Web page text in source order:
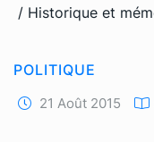
POLITIQUE
21 Août 2015